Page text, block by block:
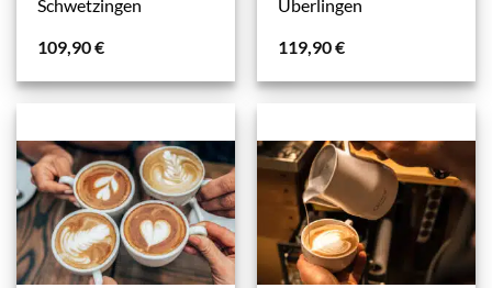
Schwetzingen
109,90€
Überlingen
119,90€